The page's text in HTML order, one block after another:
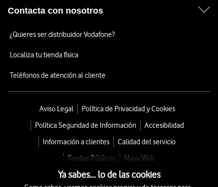
Contacta con nosotros
¿Quieres ser distribuidor Vodafone?
Localiza tu tienda física
Teléfonos de atención al cliente
Aviso Legal
Política de Privacidad y Cookies
Política Seguridad de Información
Accesibilidad
Información a clientes
Calidad del servicio
Fondos Públicos
Mapa Web
Ya sabes... lo de las cookies